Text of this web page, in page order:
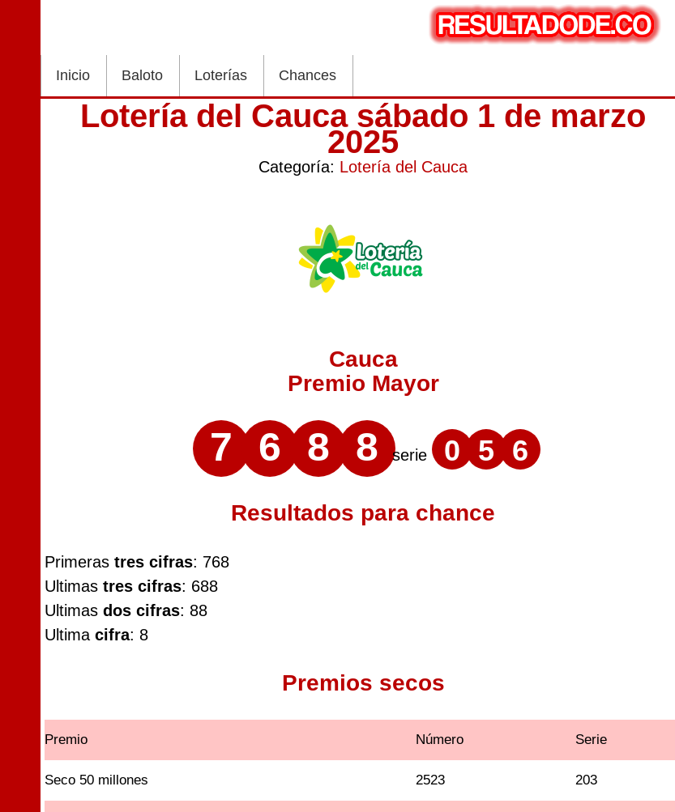
Inicio Baloto Loterías Chances
Lotería del Cauca sábado 1 de marzo
2025
Categoría: Lotería del Cauca
Cauca
Premio Mayor
7 6 8 8 serie 0 5 6
Resultados para chance
Primeras tres cifras: 768
Ultimas tres cifras: 688
Ultimas dos cifras: 88
Ultima cifra: 8
Premios secos
Premio Número Serie
Seco 50 millones 2523 203